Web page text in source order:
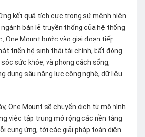
kết quả tích cực trong sứ mệnh hiện
ngành bán lẻ truyền thống của hệ thống
One Mount bước vào giai đoạn tiếp
triển hệ sinh thái tài chính, bất động
sức khỏe, và phong cách sống,
dụng sâu năng lực công nghệ, dữ liệu
One Mount sẽ chuyển dịch từ mô hình
việc tập trung mở rộng các nền tảng
cung ứng, tới các giải pháp toàn diện